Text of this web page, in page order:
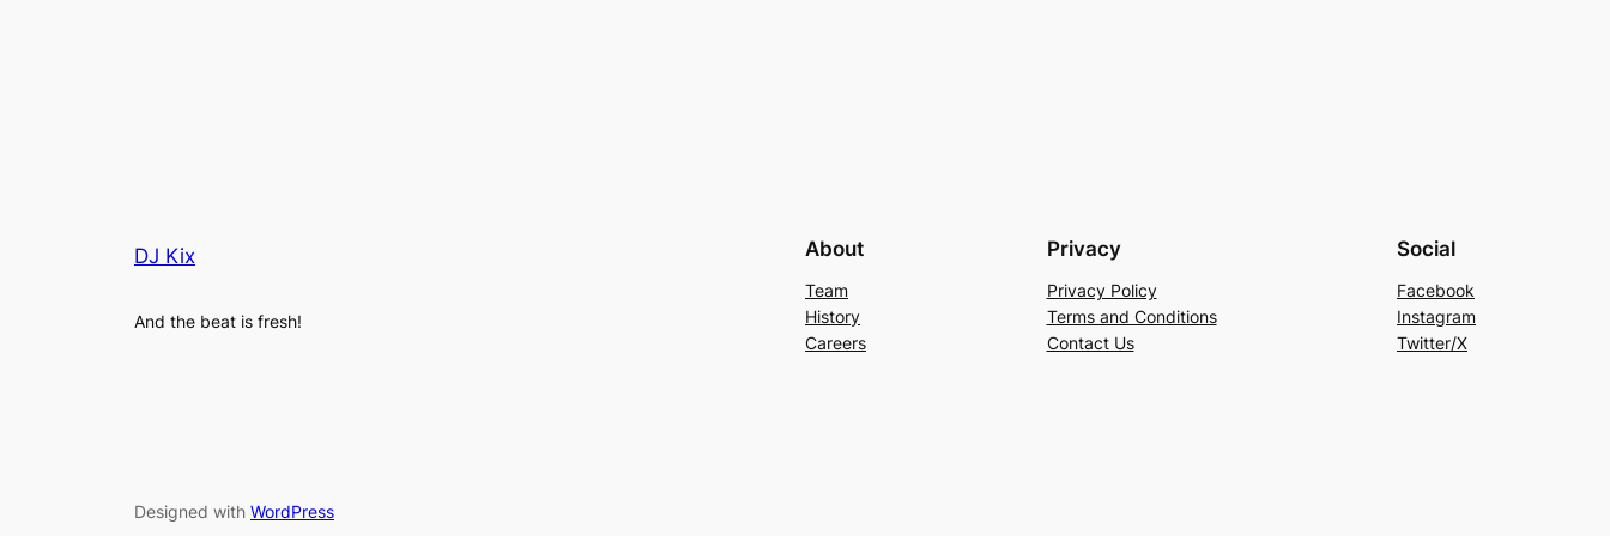
DJ Kix
And the beat is fresh!
About
Team
History
Careers
Privacy
Privacy Policy
Terms and Conditions
Contact Us
Social
Facebook
Instagram
Twitter/X
Designed with WordPress